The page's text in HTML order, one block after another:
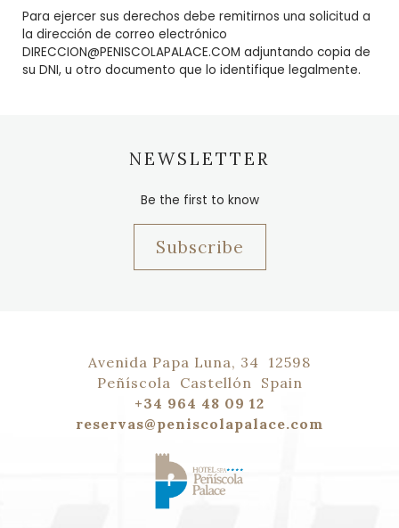
Para ejercer sus derechos debe remitirnos una solicitud a
la dirección de correo electrónico
DIRECCION@PENISCOLAPALACE.COM adjuntando copia de
su DNI, u otro documento que lo identifique legalmente.
NEWSLETTER
Be the first to know
Subscribe
Avenida Papa Luna, 34 12598
Peñíscola
Castellón
Spain
+34 964 48 09 12
reservas@peniscolapalace.com